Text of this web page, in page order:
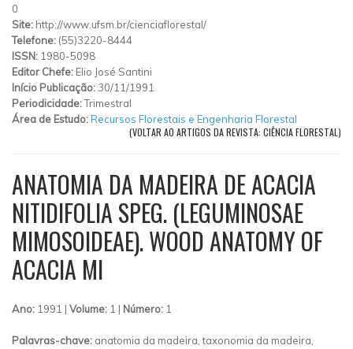
0
Site: http://www.ufsm.br/cienciaflorestal/
Telefone: (55)3220-8444
ISSN: 1980-5098
Editor Chefe: Elio José Santini
Início Publicação: 30/11/1991
Periodicidade:Trimestral
Área de Estudo:Recursos Florestais e Engenharia Florestal
(VOLTAR AO ARTIGOS DA REVISTA: CIÊNCIA FLORESTAL)
ANATOMIA DA MADEIRA DE ACACIA
NITIDIFOLIA SPEG. (LEGUMINOSAE
MIMOSOIDEAE). WOOD ANATOMY OF
ACACIA MI
Ano: 1991 | Volume: 1 | Número: 1
Palavras-chave: anatomia da madeira, taxonomia da madeira,